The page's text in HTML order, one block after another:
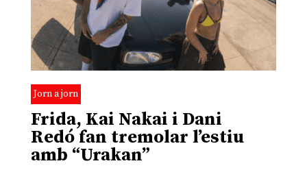
Jorn a jorn
Frida, Kai Nakai i Dani
Redó fan tremolar l’estiu
amb “Urakan”